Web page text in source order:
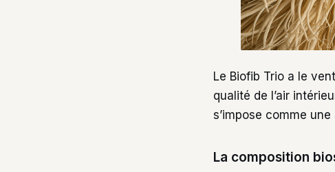
Le Biofib Trio a le
qualité de l’air
s’impose comme
La composition